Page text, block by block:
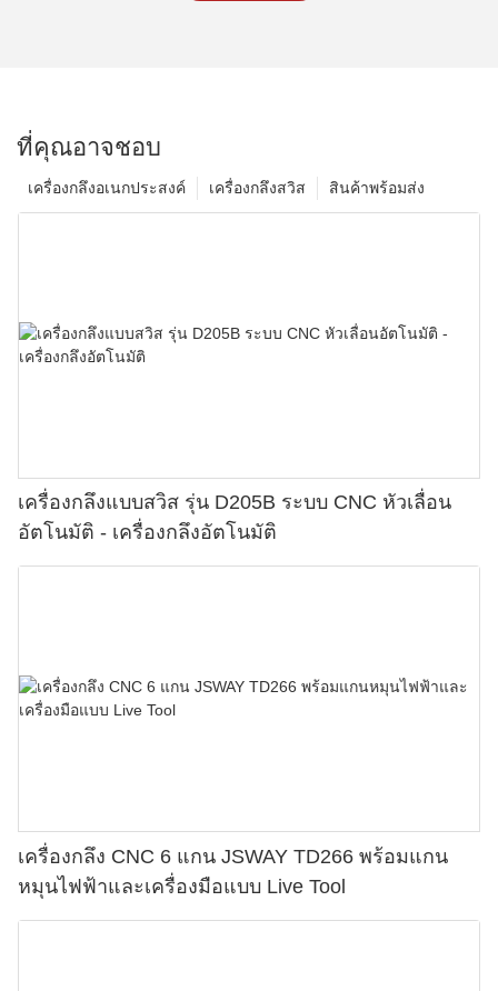
ที่คุณอาจชอบ
สินค้าพร้อมส่ง
เครื่องกลึงสวิส
เครื่องกลึงอเนกประสงค์
เครื่องกลึงแบบสวิส รุ่น D205B ระบบ CNC หัวเลื่อน
อัตโนมัติ - เครื่องกลึงอัตโนมัติ
เครื่องกลึง CNC 6 แกน JSWAY TD266 พร้อมแกน
หมุนไฟฟ้าและเครื่องมือแบบ Live Tool